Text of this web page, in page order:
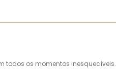
todos os momentos inesquecíveis.